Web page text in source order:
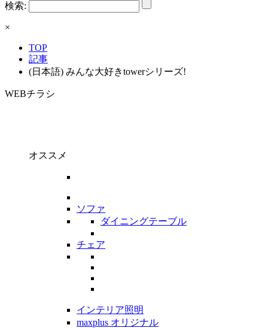
検索:
×
TOP
記事
(日本語) みんな大好きtowerシリーズ!
WEBチラシ
オススメ
ソファ
ダイニングテーブル
チェア
インテリア照明
maxplus オリジナル